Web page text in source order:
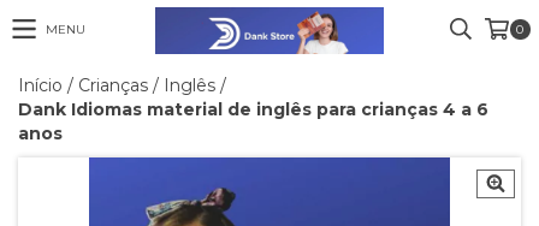
MENU 0
Início / Crianças / Inglês /
Dank Idiomas material de inglês para crianças 4 a 6
anos